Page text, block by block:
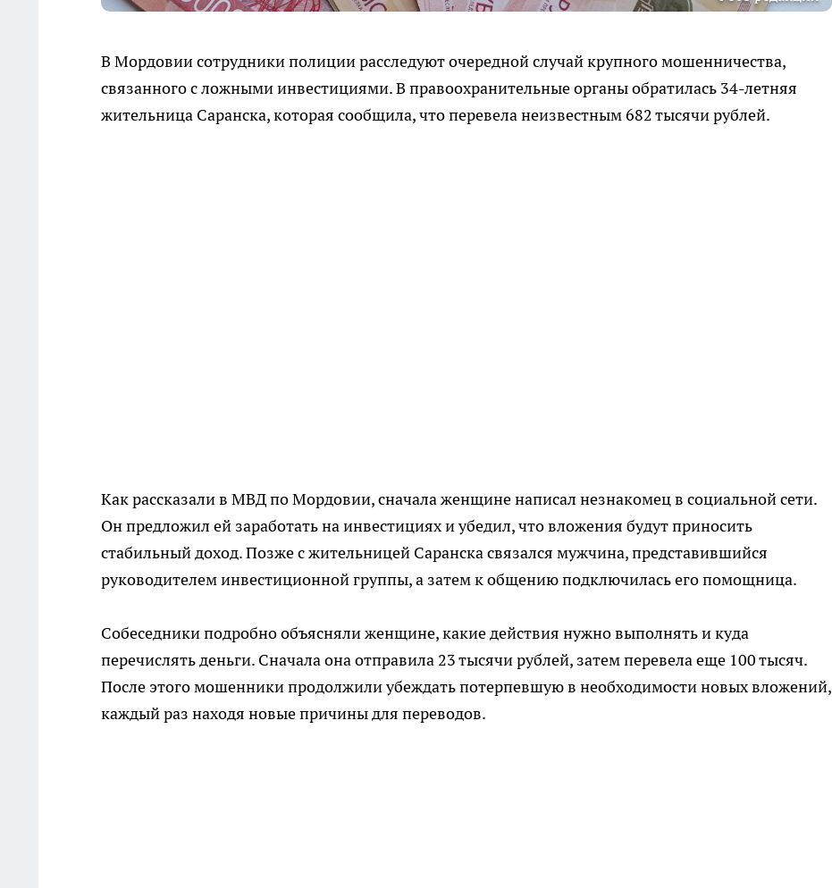
В Мордовии сотрудники полиции расследуют очередной случай крупного мошенничества,
связанного с ложными инвестициями. В правоохранительные органы обратилась 34-летняя
жительница Саранска, которая сообщила, что перевела неизвестным 682 тысячи рублей.
Как рассказали в МВД по Мордовии, сначала женщине написал незнакомец в социальной сети.
Он предложил ей заработать на инвестициях и убедил, что вложения будут приносить
стабильный доход. Позже с жительницей Саранска связался мужчина, представившийся
руководителем инвестиционной группы, а затем к общению подключилась его помощница.
Собеседники подробно объясняли женщине, какие действия нужно выполнять и куда
перечислять деньги. Сначала она отправила 23 тысячи рублей, затем перевела еще 100 тысяч.
После этого мошенники продолжили убеждать потерпевшую в необходимости новых вложений,
каждый раз находя новые причины для переводов.